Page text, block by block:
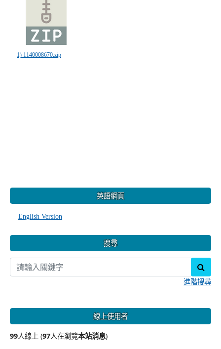
1) 1140008670.zip
英語網頁
English Version
搜尋
進階搜尋
線上使用者
99人線上 (97人在瀏覽本站消息)